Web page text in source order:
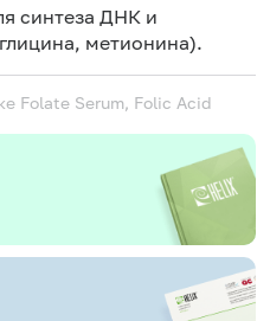
синтеза ДНК и
метионина).
Folate Serum, Folic Acid